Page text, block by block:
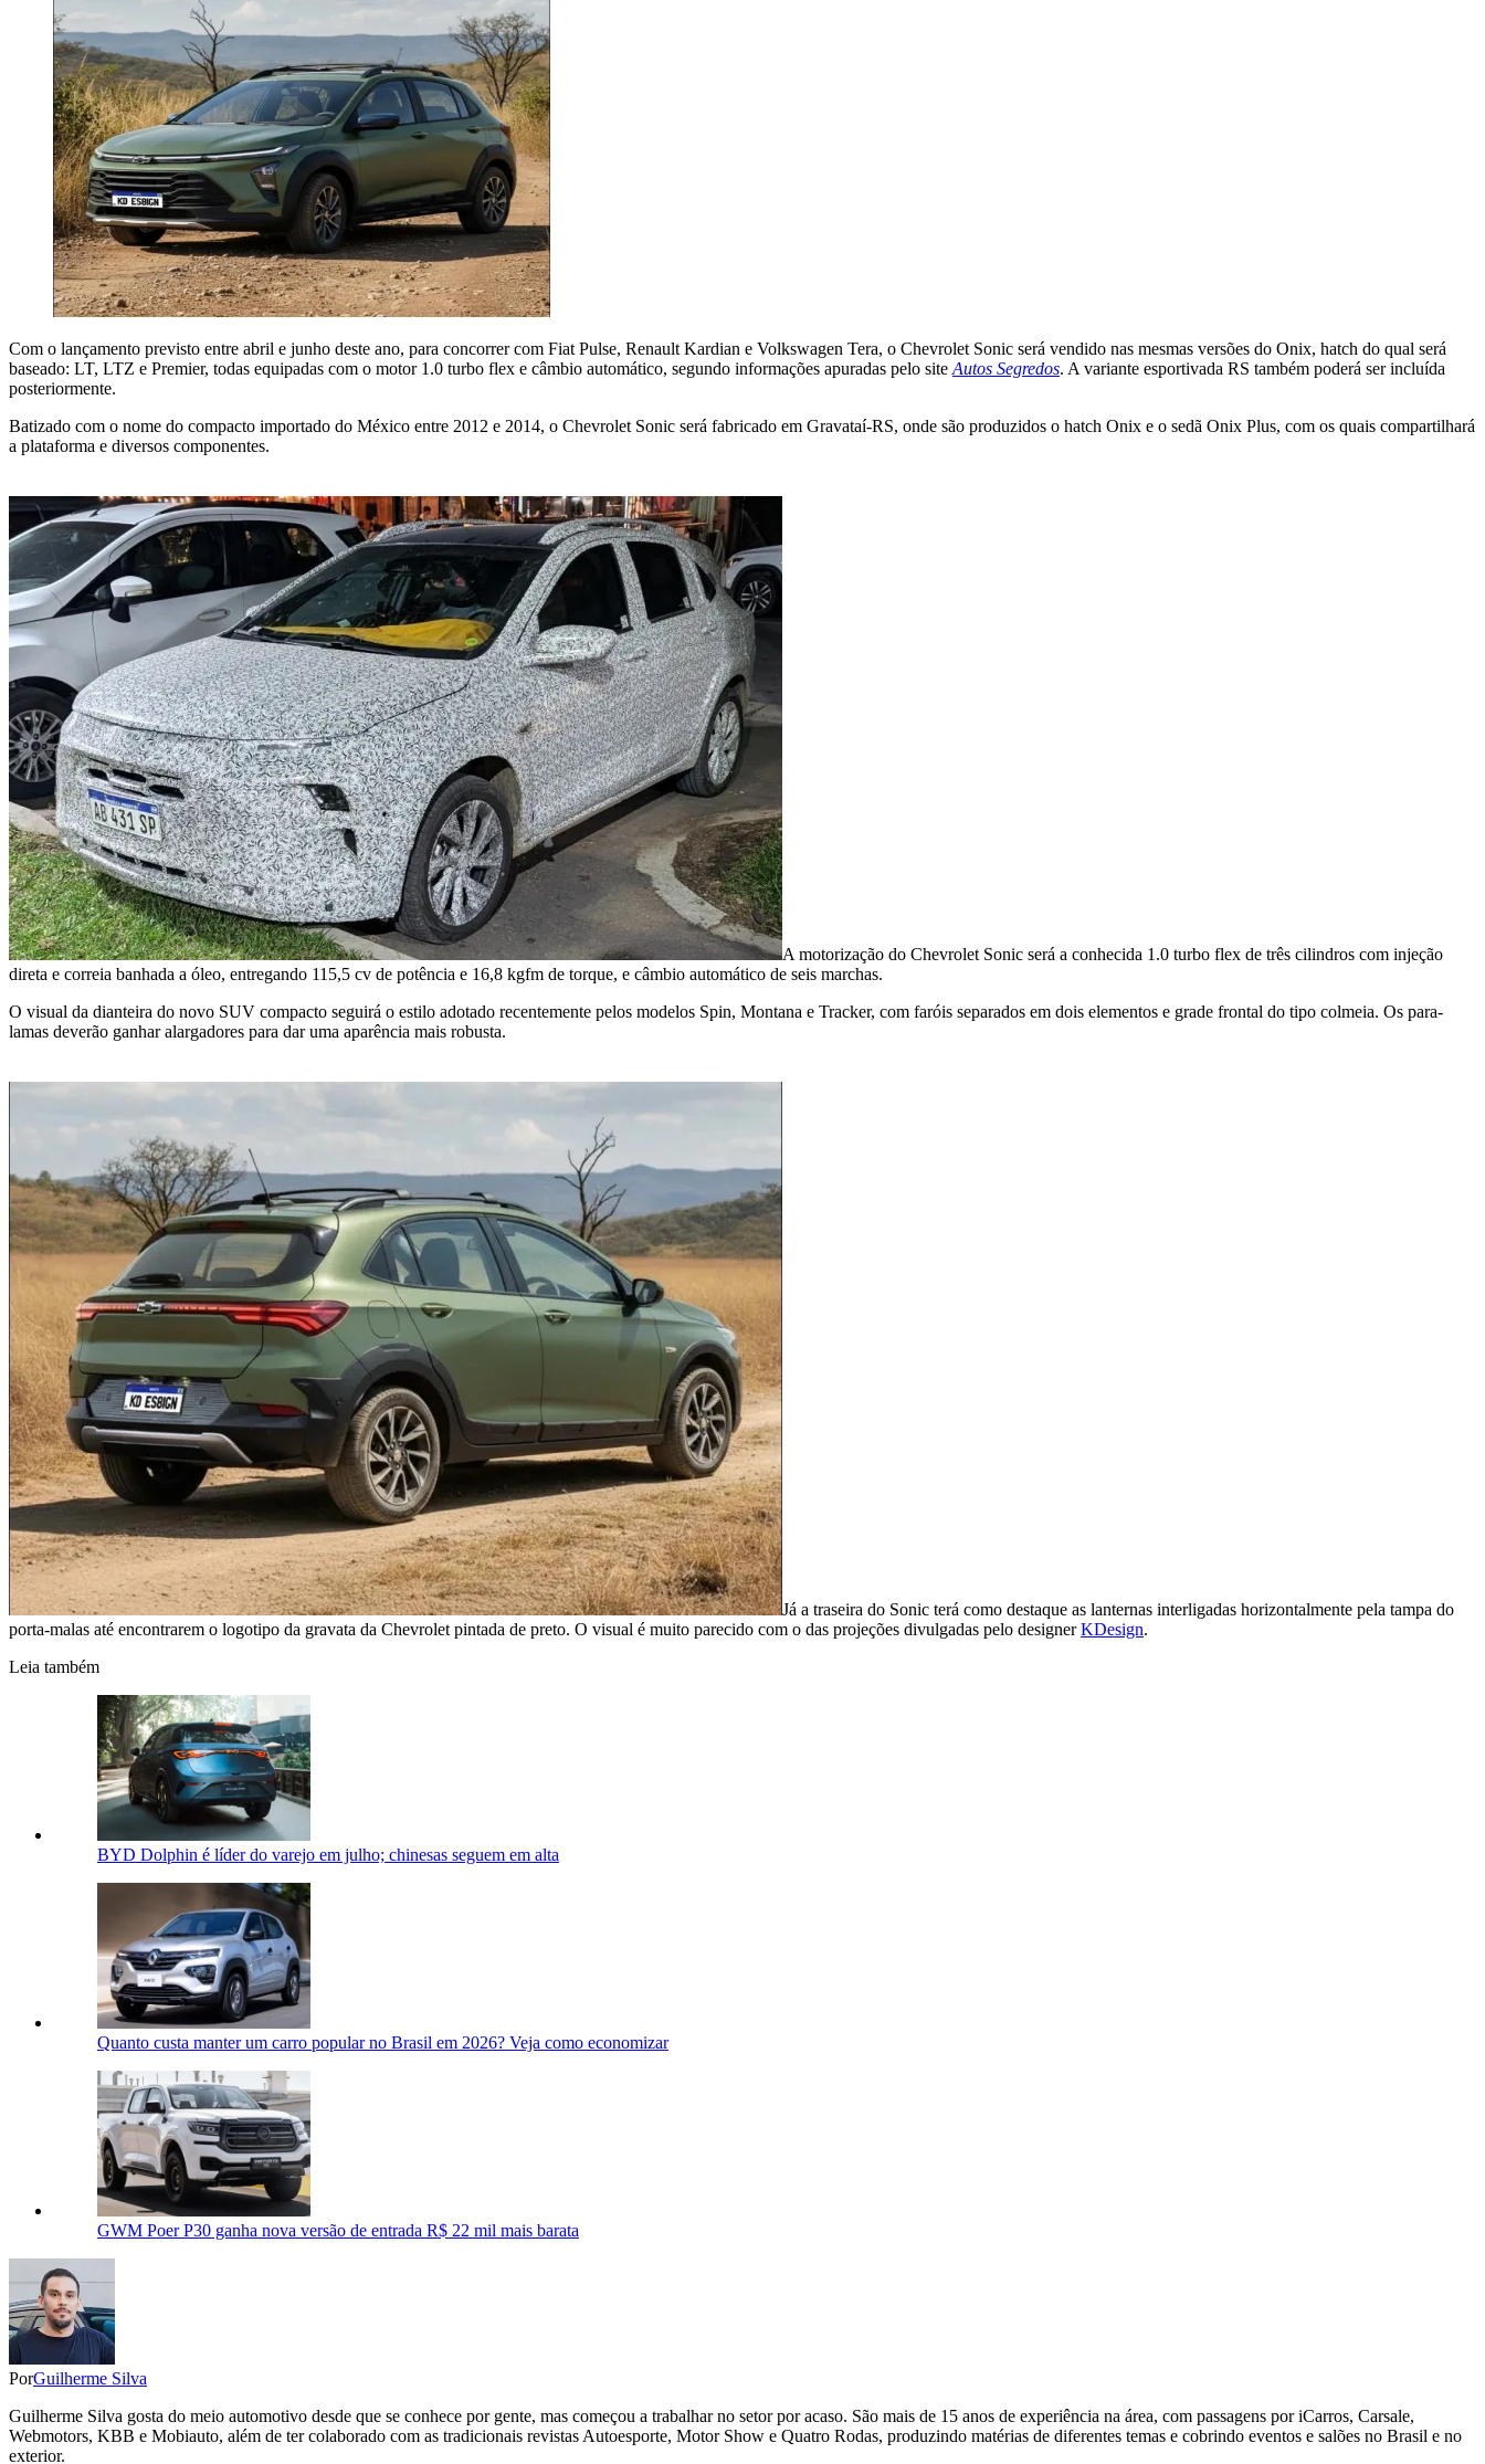
Com o lançamento previsto entre abril e junho deste ano, para concorrer com Fiat Pulse, Renault Kardian e Volkswagen Tera, o Chevrolet Sonic será vendido nas mesmas versões do Onix, hatch do qual será
baseado: LT, LTZ e Premier, todas equipadas com o motor 1.0 turbo flex e câmbio automático, segundo informações apuradas pelo site Autos Segredos. A variante esportivada RS também poderá ser incluída
posteriormente.
Batizado com o nome do compacto importado do México entre 2012 e 2014, o Chevrolet Sonic será fabricado em Gravataí-RS, onde são produzidos o hatch Onix e o sedã Onix Plus, com os quais compartilhará
a plataforma e diversos componentes.
A motorização do Chevrolet Sonic será a conhecida 1.0 turbo flex de três cilindros com injeção
direta e correia banhada a óleo, entregando 115,5 cv de potência e 16,8 kgfm de torque, e câmbio automático de seis marchas.
O visual da dianteira do novo SUV compacto seguirá o estilo adotado recentemente pelos modelos Spin, Montana e Tracker, com faróis separados em dois elementos e grade frontal do tipo colmeia. Os para-
lamas deverão ganhar alargadores para dar uma aparência mais robusta.
Já a traseira do Sonic terá como destaque as lanternas interligadas horizontalmente pela tampa do
porta-malas até encontrarem o logotipo da gravata da Chevrolet pintada de preto. O visual é muito parecido com o das projeções divulgadas pelo designerKDesign.
Leia também
BYD Dolphin é líder do varejo em julho; chinesas seguem em alta
Quanto custa manter um carro popular no Brasil em 2026? Veja como economizar
GWM Poer P30 ganha nova versão de entrada R$ 22 mil mais barata
PorGuilherme Silva
Guilherme Silva gosta do meio automotivo desde que se conhece por gente, mas começou a trabalhar no setor por acaso. São mais de 15 anos de experiência na área, com passagens por iCarros, Carsale,
Webmotors, KBB e Mobiauto, além de ter colaborado com as tradicionais revistas Autoesporte, Motor Show e Quatro Rodas, produzindo matérias de diferentes temas e cobrindo eventos e salões no Brasil e no
exterior.